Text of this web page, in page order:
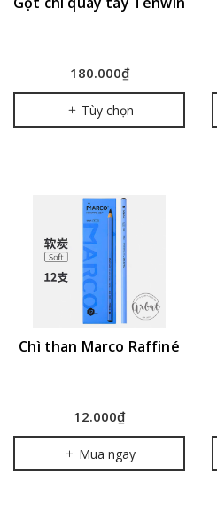
180.000₫
Tùy chọn
Chì than Marco Raffiné
12.000₫
Mua ngay